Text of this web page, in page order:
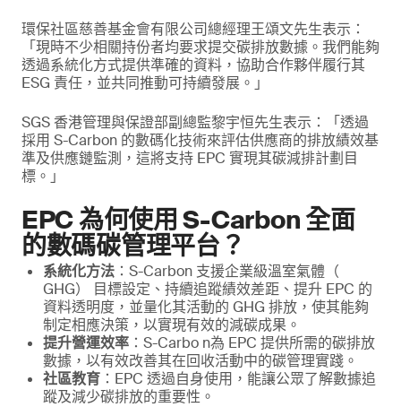
環保社區慈善基金會有限公司總經理王頌文先生表示：
「現時不少相關持份者均要求提交碳排放數據。我們能夠
透過系統化方式提供準確的資料，協助合作夥伴履行其
ESG 責任，並共同推動可持續發展。」
SGS 香港管理與保證部副總監黎宇恒先生表示：「透過
採用 S-Carbon 的數碼化技術來評估供應商的排放績效基
準及供應鏈監測，這將支持 EPC 實現其碳減排計劃目
標。」
EPC 為何使用 S-Carbon 全面
的數碼碳管理平台？
系統化方法 ：S-Carbon 支援企業級溫室氣體（
GHG） 目標設定、持續追蹤績效差距、提升 EPC 的
資料透明度，並量化其活動的 GHG 排放，使其能夠
制定相應決策，以實現有效的減碳成果。
提升營運效率 ：S-Carbo n為 EPC 提供所需的碳排放
數據，以有效改善其在回收活動中的碳管理實踐。
社區教育 ：EPC 透過自身使用，能讓公眾了解數據追
蹤及減少碳排放的重要性。